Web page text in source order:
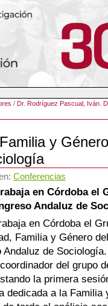
/Dr. Rodríguez Pascual, Iván.
y
Conferencias
en Córdoba el
Andaluz de
en Córdoba el
Familia y Género
Andaluz de
del grupo
la primera
dedicada a la Familia